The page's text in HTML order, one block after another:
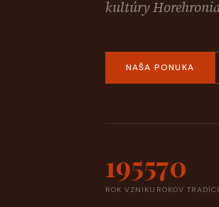
kultúry
NAŠA PONUKA
1955
ROK VZNIKU
70
ROKOV